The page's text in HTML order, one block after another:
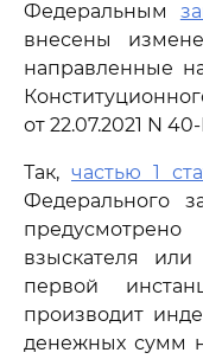
Федеральным
внесены
направленные
от 22.07.2021 N
Так, частью 1
Федерального
взыскателя
первой
производит
денежных сумм